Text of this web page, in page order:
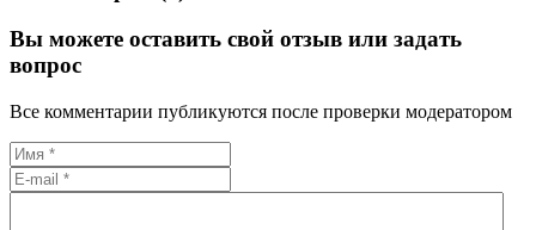
Вы можете оставить свой отзыв или задать
вопрос
Все комментарии публикуются после проверки модератором